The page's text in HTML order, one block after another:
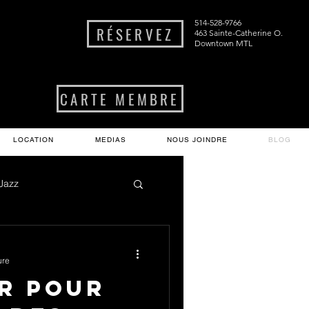
RÉSERVEZ
514-528-9766
463 Sainte-Catherine O.
Downtown MTL
CARTE MEMBRE
LOCATION MEDIAS NOUS JOINDRE BLOG
pour